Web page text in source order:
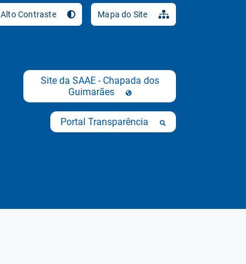
Alto Contraste Mapa do Site
Site da SAAE - Chapada dos
Guimarães
Portal Transparência